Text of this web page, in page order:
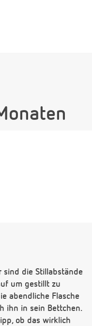
sind die Stillabstände
um gestillt zu
abendliche Flasche
ihn in sein Bettchen.
ob das wirklich